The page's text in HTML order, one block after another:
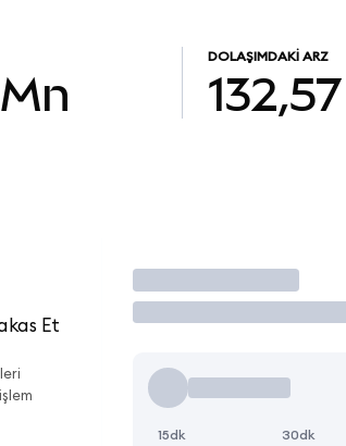
DOLAŞIMDAKI ARZ
132,57
Et
İşlem Yap
15dk 30dk